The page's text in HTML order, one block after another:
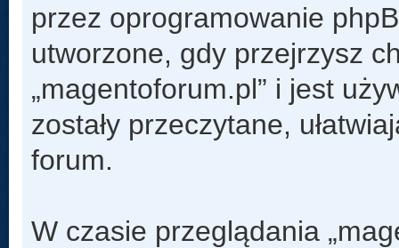
przez oprogramowanie
utworzone, gdy przejrzysz
„magentoforum.pl” i jest
zostały przeczytane,
forum.
W czasie przeglądania